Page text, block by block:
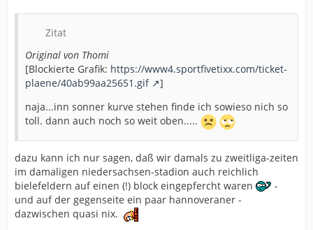
Zitat
Original von Thomi
[Blockierte Grafik: https://www4.sportfivetixx.com/ticket-
plaene/40ab99aa25651.gif
]
naja...inn sonner kurve stehen finde ich sowieso nich so
toll. dann auch noch so weit oben.....
dazu kann ich nur sagen, daß wir damals zu zweitliga-zeiten
im damaligen niedersachsen-stadion auch reichlich
bielefeldern auf einen (!) block eingepfercht waren
-
und auf der gegenseite ein paar hannoveraner -
dazwischen quasi nix.